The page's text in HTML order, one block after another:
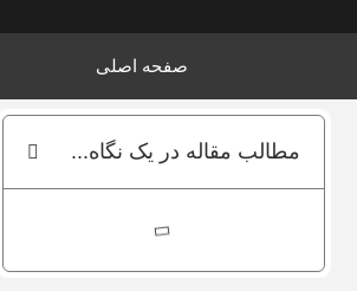
صفحه اصلی
مطالب مقاله در یک نگاه...